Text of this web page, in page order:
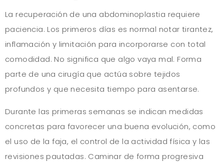
La recuperación de una abdominoplastia requiere
paciencia. Los primeros días es normal notar tirantez,
inflamación y limitación para incorporarse con total
comodidad. No significa que algo vaya mal. Forma
parte de una cirugía que actúa sobre tejidos
profundos y que necesita tiempo para asentarse.
Durante las primeras semanas se indican medidas
concretas para favorecer una buena evolución, como
el uso de la faja, el control de la actividad física y las
revisiones pautadas. Caminar de forma progresiva